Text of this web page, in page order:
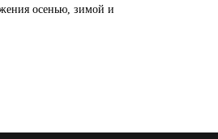
осенью, зимой и